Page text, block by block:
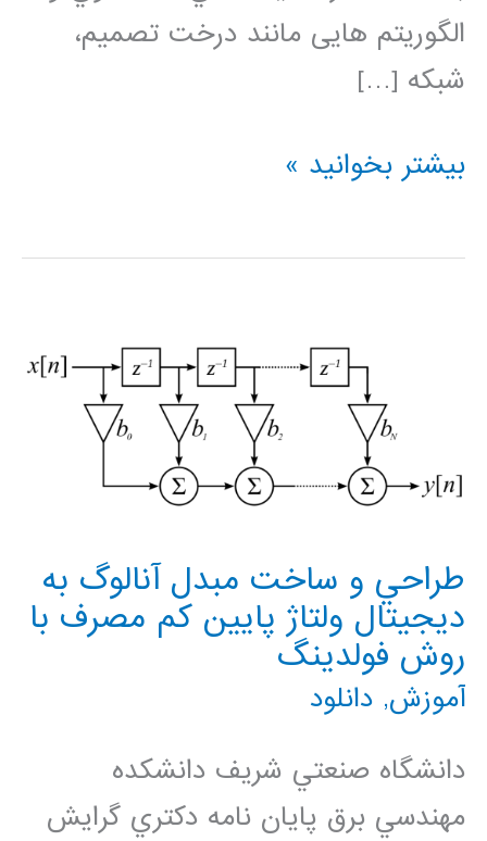
الگوریتم هایی مانند درخت تصمیم،
شبکه […]
اجرای
داده
واستخراج
پنهان
از
داده
ها
بیشتر بخوانید »
طراحي و ساخت مبدل آنالوگ به
ديجيتال ولتاژ پايين كم مصرف با
روش فولدينگ
آموزش, دانلود
دانشگاه صنعتي شريف دانشكده
مهندسي برق پايان نامه دكتري گرايش